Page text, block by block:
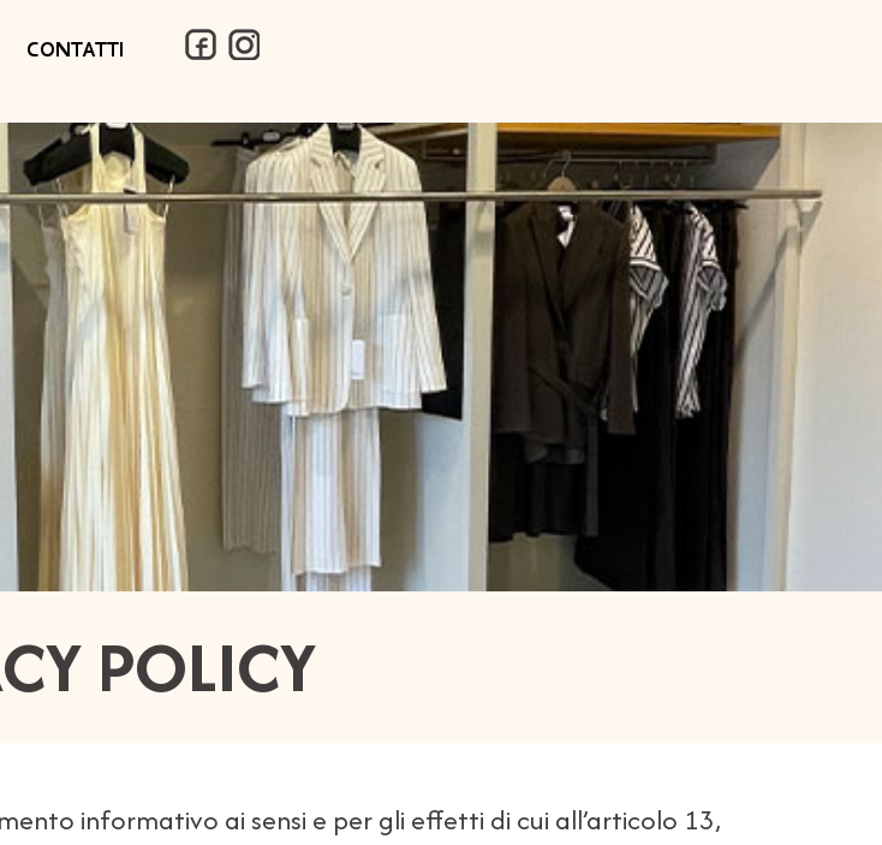
CONTATTI
POLICY
informativo ai sensi e per gli effetti di cui all’articolo 13,